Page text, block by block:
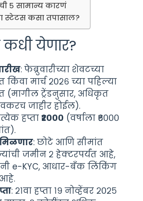
५ सामान्य कारणं
स्टेटस कसा तपासाल?
कधी येणार?
: फेब्रुवारीच्या शेवटच्या
मार्च २०२६ च्या पहिल्या
(मागील ट्रेंडनुसार, अधिकृत
जाहीर होईल).
हप्ता ₹२००० (वर्षाला ₹६०००
: छोटे आणि सीमांत
जमीन २ हेक्टरपर्यंत आहे,
e-KYC, आधार-बँक लिंकिंग
: २१वा हप्ता १९ नोव्हेंबर २०२५